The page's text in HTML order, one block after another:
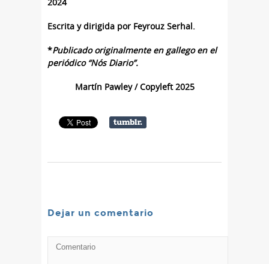
Escrita y dirigida por Feyrouz Serhal.
*Publicado originalmente en gallego en el
periódico “Nós Diario”.
Martín Pawley / Copyleft 2025
Dejar un comentario